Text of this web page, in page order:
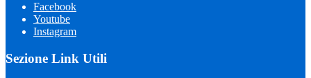
Facebook
Youtube
Instagram
Sezione Link Utili